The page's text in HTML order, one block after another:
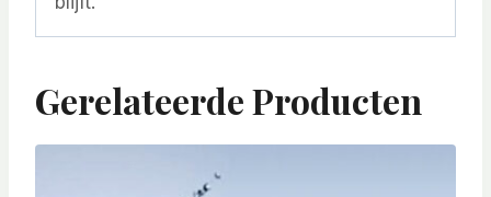
Gerelateerde Producten